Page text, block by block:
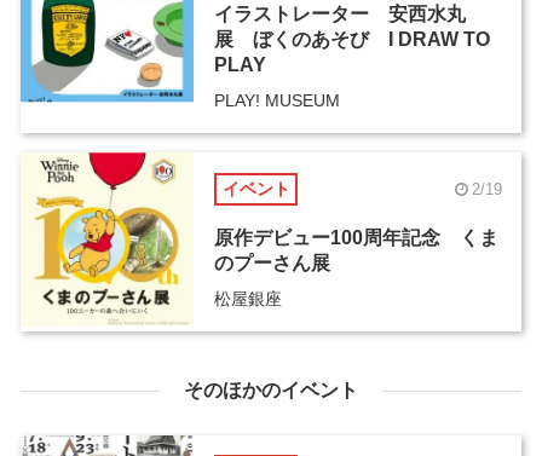
イラストレーター 安西水丸
展 ぼくのあそび I DRAW TO
PLAY
PLAY! MUSEUM
イベント 2/19
原作デビュー100周年記念 くま
のプーさん展
松屋銀座
そのほかのイベント